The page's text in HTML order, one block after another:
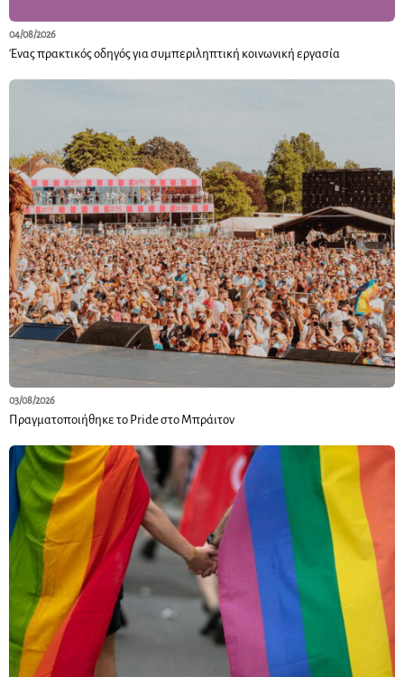
04/08/2026
Ένας πρακτικός οδηγός για συμπεριληπτική κοινωνική εργασία
03/08/2026
Πραγματοποιήθηκε το Pride στο Μπράιτον